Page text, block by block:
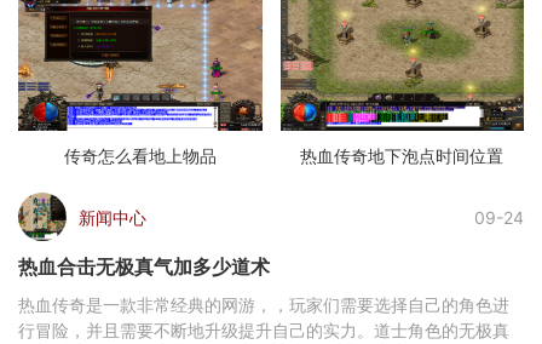
传奇怎么看地上物品 热血传奇地下泡点时间位置
新闻中心 09-24
热血合击无极真气加多少道术
热血传奇是一款非常经典的网游，，玩家们需要选择自己的角色进
行冒险，并且需要不断地升级提升自己的实力。道士角色的无极真